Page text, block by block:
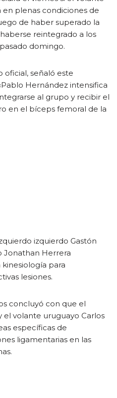
en plenas condiciones de
de haber superado la
reintegrado a los
domingo.
oficial, señaló este
Hernández intensifica
al grupo y recibir el
en el bíceps femoral de la
izquierdo Gastón
Jonathan Herrera
para
lesiones.
concluyó con que el
el volante uruguayo Carlos
específicas de
ligamentarias en las